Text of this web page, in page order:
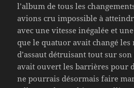
l’album de tous les
avions cru impossible à
avec une vitesse inégalée et
que le quatuor avait changé les
d’assaut détruisant tout sur son
avait ouvert les barrières pour
ne pourrais désormais faire